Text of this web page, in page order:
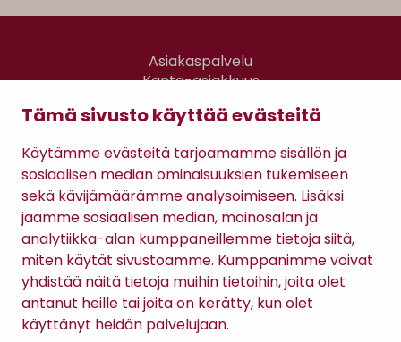
Tämä sivusto käyttää evästeitä
Käytämme evästeitä tarjoamamme sisällön ja
sosiaalisen median ominaisuuksien tukemiseen
sekä kävijämäärämme analysoimiseen. Lisäksi
jaamme sosiaalisen median, mainosalan ja
analytiikka-alan kumppaneillemme tietoja siitä,
miten käytät sivustoamme. Kumppanimme voivat
yhdistää näitä tietoja muihin tietoihin, joita olet
antanut heille tai joita on kerätty, kun olet
käyttänyt heidän palvelujaan.
Asiakaspalvelu
Kanta-asiakkuus
Gomee Ratsula Café
Sopimusehdot
Tietosuojaseloste
Maksutavat